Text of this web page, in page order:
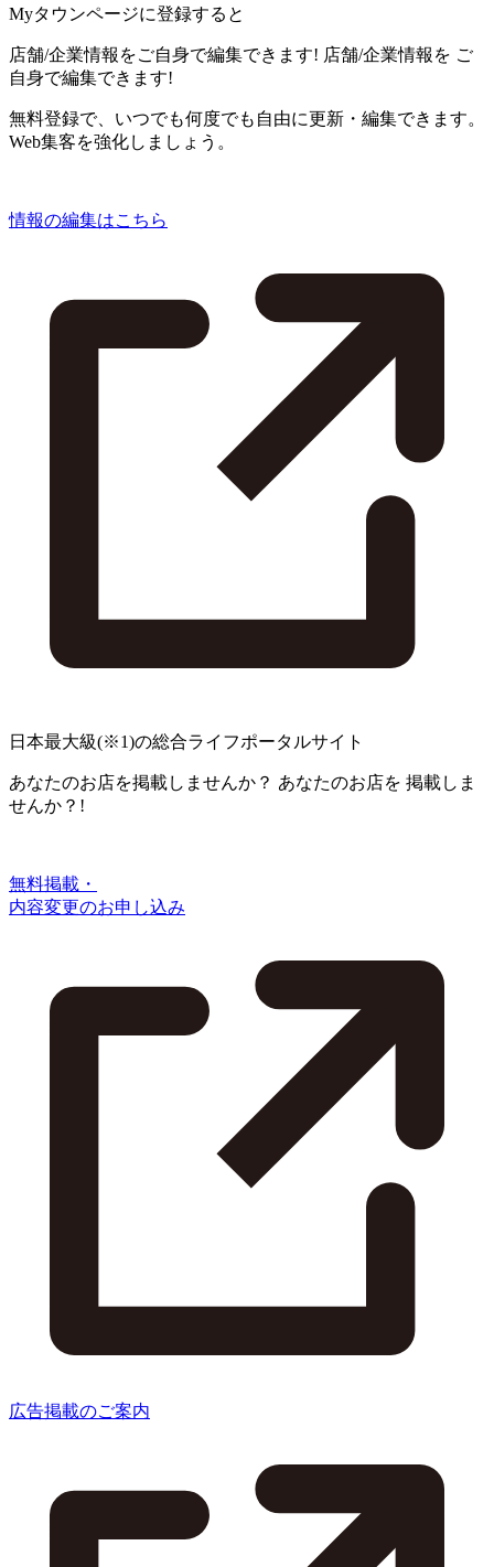
Myタウンページに登録すると
店舗/企業情報をご自身で編集できます! 店舗/企業情報を ご
自身で編集できます!
無料登録で、いつでも何度でも自由に更新・編集できます。
Web集客を強化しましょう。
情報の編集はこちら
日本最大級(※1)の総合ライフポータルサイト
あなたのお店を掲載しませんか？ あなたのお店を 掲載しま
せんか？!
無料掲載・
内容変更のお申し込み
広告掲載のご案内